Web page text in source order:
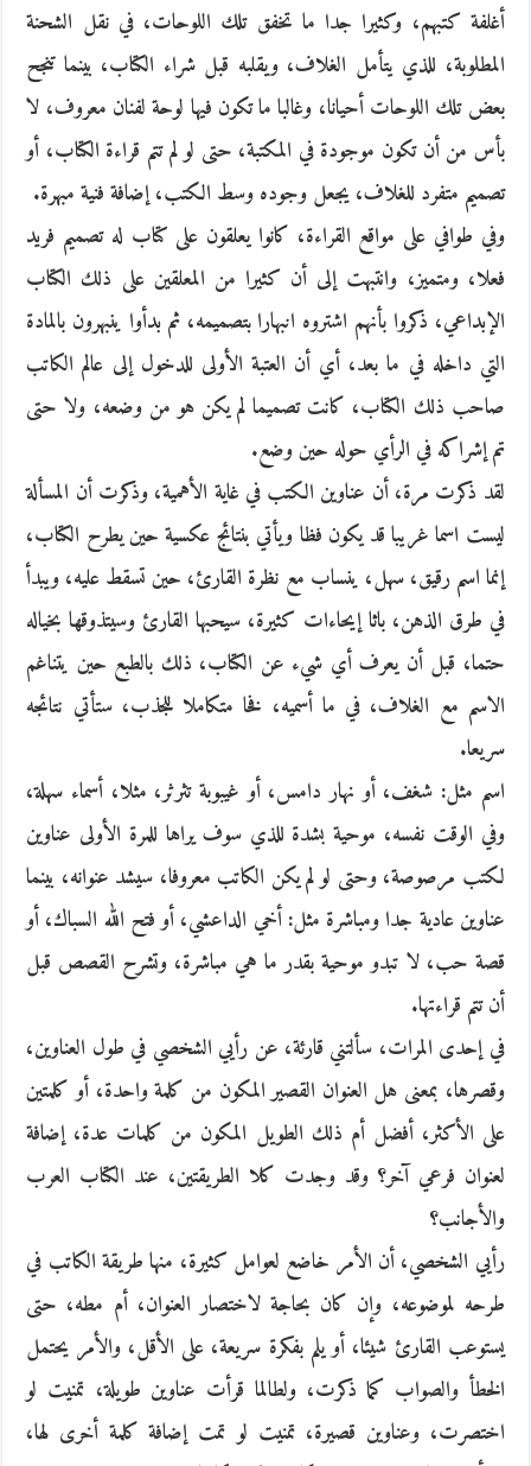
أغلفة كتبهم، وكثيرا جدا ما تخفق تلك اللوحات، في نقل الشحنة
المطلوبة، للذي يتأمل الغلاف، ويقلبه قبل شراء الكتاب، بينما تنجح
بعض تلك اللوحات أحيانا، وغالبا ما تكون فيها لوحة لفنان معروف، لا
بأس من أن تكون موجودة في المكتبة، حتى لو لم تتم قراءة الكتاب، أو
تصميم متفرد للغلاف، يجعل وجوده وسط الكتب، إضافة فنية مبهرة.
وفي طوافي على مواقع القراءة، كانوا يعلقون على كتاب له تصميم فريد
فعلا، ومتميز، وانتبهت إلى أن كثيرا من المعلقين على ذلك الكتاب
الإبداعي، ذكروا بأنهم اشتروه انبهارا بتصميمه، ثم بدأوا ينبهرون بالمادة
التي داخله في ما بعد، أي أن العتبة الأولى للدخول إلى عالم الكاتب
صاحب ذلك الكتاب، كانت تصميما لم يكن هو من وضعه، ولا حتى
تم إشراكه في الرأي حوله حين وضع.
لقد ذكرت مرة، أن عناوين الكتب في غاية الأهمية، وذكرت أن المسألة
ليست اسما غريبا قد يكون فظا ويأتي بنتائج عكسية حين يطرح الكتاب،
إنما اسم رقيق، سهل، ينساب مع نظرة القارئ، حين تسقط عليه، ويبدأ
في طرق الذهن، باثا إيحاءات كثيرة، سيحبها القارئ وسيتذوقها بخياله
حتما، قبل أن يعرف أي شيء عن الكتاب، ذلك بالطبع حين يتناغم
الاسم مع الغلاف، في ما أسميه، فخا متكاملا للجذب، ستأتي نتائجه
سريعا.
اسم مثل: شغف، أو نهار دامس، أو غيبوبة تثرثر، مثلا، أسماء سهلة،
وفي الوقت نفسه، موحية بشدة للذي سوف يراها للمرة الأولى عناوين
لكتب مرصوصة، وحتى لو لم يكن الكاتب معروفا، سيشد عنوانه، بينما
عناوين عادية جدا ومباشرة مثل: أخي الداعشي، أو فتح الله السباك، أو
قصة حب، لا تبدو موحية بقدر ما هي مباشرة، وتشرح القصص قبل
أن تتم قراءتها.
في إحدى المرات، سألتني قارئة، عن رأيي الشخصي في طول العناوين،
وقصرها، بمعنى هل العنوان القصير المكون من كلمة واحدة، أو كلمتين
على الأكثر، أفضل أم ذلك الطويل المكون من كلمات عدة، إضافة
لعنوان فرعي آخر؟ وقد وجدت كلا الطريقتين، عند الكتاب العرب
والأجانب؟
رأيي الشخصي، أن الأمر خاضع لعوامل كثيرة، منها طريقة الكاتب في
طرحه لموضوعه، وإن كان بحاجة لاختصار العنوان، أم مطه، حتى
يستوعب القارئ شيئا، أو يلم بفكرة سريعة، على الأقل، والأمر يحتمل
الخطأ والصواب كما ذكرت، ولطالما قرأت عناوين طويلة، تمنيت لو
اختصرت، وعناوين قصيرة، تمنيت لو تمت إضافة كلمة أخرى لها،